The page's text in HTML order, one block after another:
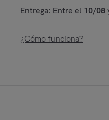
Entrega: Entre el 10/08
¿Cómo funciona?